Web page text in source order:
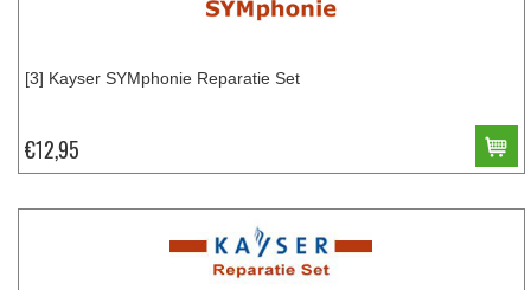
[3] Kayser SYMphonie Reparatie Set
€12,95